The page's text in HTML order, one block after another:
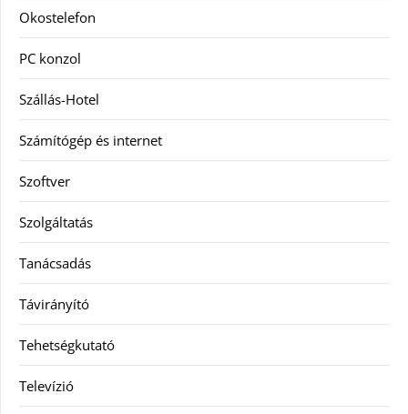
Okostelefon
PC konzol
Szállás-Hotel
Számítógép és internet
Szoftver
Szolgáltatás
Tanácsadás
Távirányító
Tehetségkutató
Televízió